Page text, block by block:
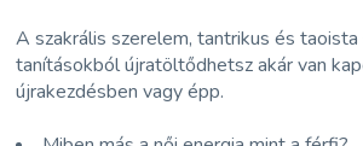
A szakrális szerelem, tantrikus és taoista
tanításokból újratöltődhetsz akár van
újrakezdésben vagy épp.